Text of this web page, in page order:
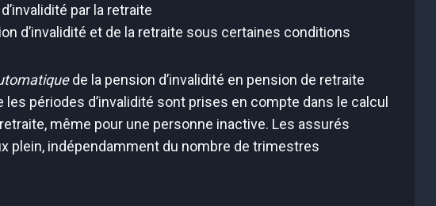
par la retraite
d’invalidité et de la retraite sous certaines conditions
de la pension d’invalidité en pension de retraite
les périodes d’invalidité sont prises en compte dans le calcul
même pour une personne inactive. Les assurés
plein, indépendamment du nombre de trimestres